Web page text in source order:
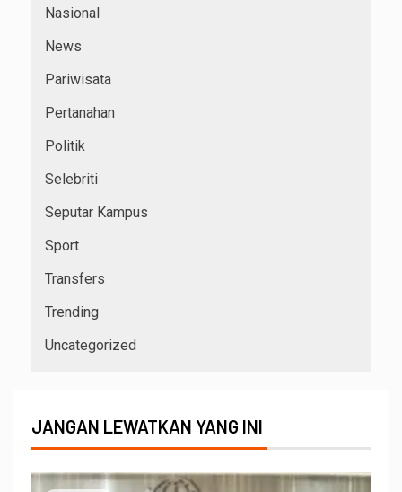
Nasional
News
Pariwisata
Pertanahan
Politik
Selebriti
Seputar Kampus
Sport
Transfers
Trending
Uncategorized
JANGAN LEWATKAN YANG INI